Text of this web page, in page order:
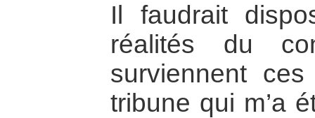
Il faudrait
réalités du
surviennent
tribune qui m’a